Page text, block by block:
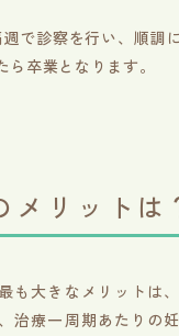
で診察を行い、順調
卒業となります。
メリットは
も大きなメリットは
治療一周期あたりの